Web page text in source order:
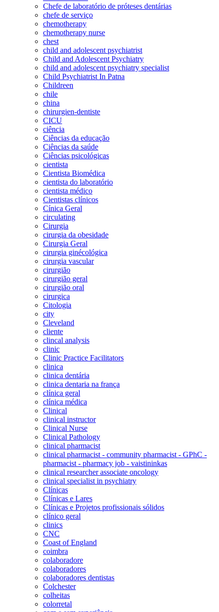
Chefe de laboratório de próteses dentárias
chefe de serviço
chemotherapy
chemotherapy nurse
chest
child and adolescent psychiatrist
Child and Adolescent Psychiatry
child and adolescent psychiatry specialist
Child Psychiatrist In Patna
Childreen
chile
china
chirurgien-dentiste
CICU
ciência
Ciências da educação
Ciências da saúde
Ciências psicológicas
cientista
Cientista Biomédica
cientista do laboratório
cientista médico
Cientistas clínicos
Cínica Geral
circulating
Cirurgia
cirurgia da obesidade
Cirurgia Geral
cirurgia ginécológica
cirurgia vascular
cirurgião
cirurgião geral
cirurgião oral
cirurgica
Citologia
city
Cleveland
cliente
clincal analysis
clinic
Clinic Practice Facilitators
clinica
clinica dentária
clinica dentaria na frança
clínica geral
clínica médica
Clinical
clinical instructor
Clinical Nurse
Clinical Pathology
clinical pharmacist
clinical pharmacist - community pharmacist - GPhC -
pharmacist - pharmacy job - vaistininkas
clinical researcher associate oncology
clinical specialist in psychiatry
Clínicas
Clínicas e Lares
Clínicas e Projetos profissionais sólidos
clínico geral
clinics
CNC
Coast of England
coimbra
colaboradore
colaboradores
colaboradores dentistas
Colchester
colheitas
colorretal